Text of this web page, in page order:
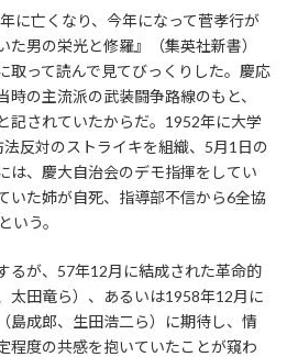
に亡くなり、今年になって菅孝行が
た男の栄光と修羅』（集英社新書）
取って読んで見てびっくりした。慶応
の主流派の武装闘争路線のもと、
記されていたからだ。1952年に大学
反対のストライキを組織、5月1日の
は、慶大自治会のデモ指揮をしてい
いた姉が自死、指導部不信から6全協
いう。
るが、57年12月に結成された革命的
太田竜ら）、あるいは1958年12月に
島成郎、生田浩二ら）に期待し、情
程度の共感を抱いていたことが窺わ